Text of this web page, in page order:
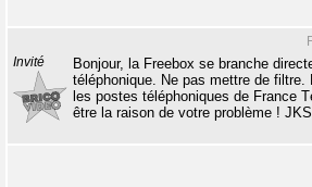
Invité
Bonjour, la Freebox se branche
téléphonique. Ne pas mettre de filtre.
les postes téléphoniques de France
être la raison de votre problème ! JKS